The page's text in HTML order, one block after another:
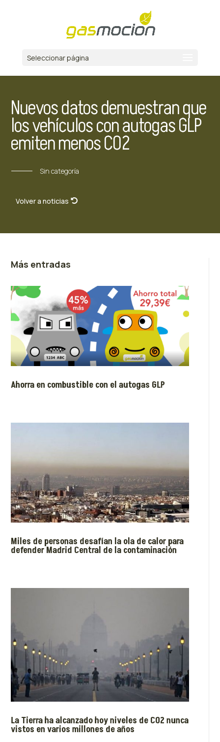
Seleccionar página
Nuevos datos demuestran que
los vehículos con autogas GLP
emiten menos CO2
Sin categoría
Volver a noticias
Más entradas
Ahorra en combustible con el autogas GLP
Miles de personas desafían la ola de calor para
defender Madrid Central de la contaminación
La Tierra ha alcanzado hoy niveles de CO2 nunca
vistos en varios millones de años